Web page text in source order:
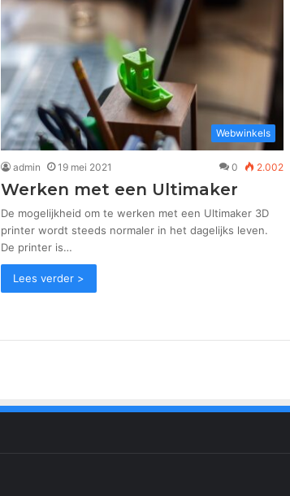
Webwinkels
admin 19 mei 2021 0 2.002
Werken met een Ultimaker
De mogelijkheid om te werken met een Ultimaker 3D
printer wordt steeds normaler in het dagelijks leven.
De printer is…
Lees verder >